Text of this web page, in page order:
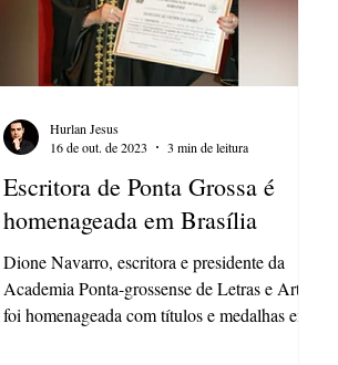
Escritora de Ponta Grossa é
homenageada em Brasília
Dione Navarro, escritora e presidente da
Academia Ponta-grossense de Letras e Artes,
foi homenageada com títulos e medalhas em...
Hurlan Jesus
16 de out. de 2023
3 min de leitura